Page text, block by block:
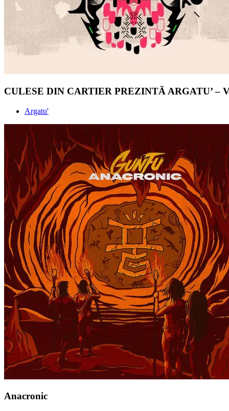
CULESE DIN CARTIER PREZINTĂ ARGATU’ –
Argatu'
Anacronic